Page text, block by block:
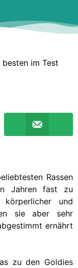
im Test
Rassen
Jahren fast zu
körperlicher und
sie aber sehr
ernährt
zu den Goldies